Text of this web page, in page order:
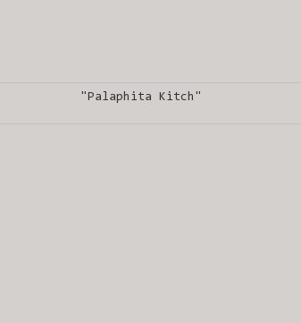
"Palaphita Kitch"